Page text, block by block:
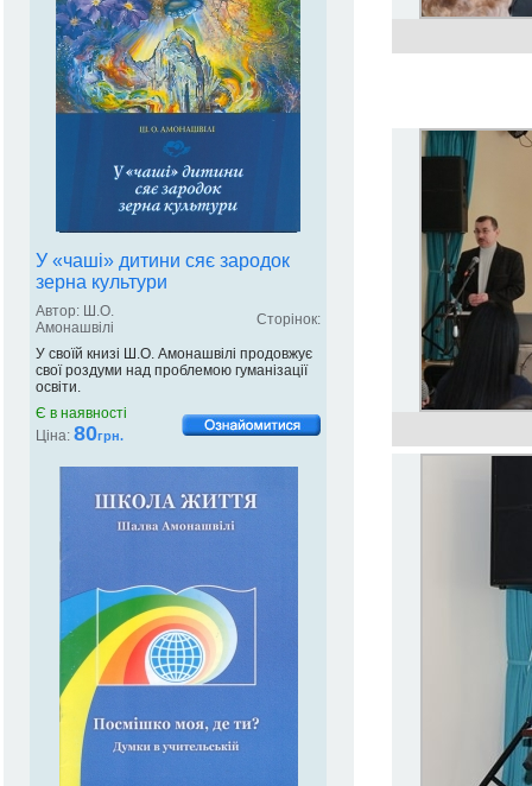
У «чаші» дитини сяє зародок
зерна культури
Автор: Ш.О.
Амонашвілі
Сторінок:
У своїй книзі Ш.О. Амонашвілі продовжує
свої роздуми над проблемою гуманізації
освіти.
Є в наявності
Ціна: 80грн.